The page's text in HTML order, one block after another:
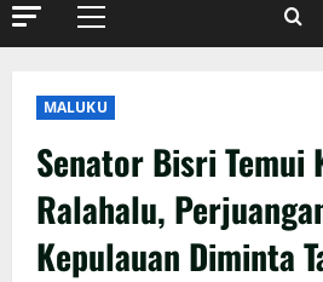
MALUKU
Senator Bisri Temui
Ralahalu,
Kepulauan Diminta